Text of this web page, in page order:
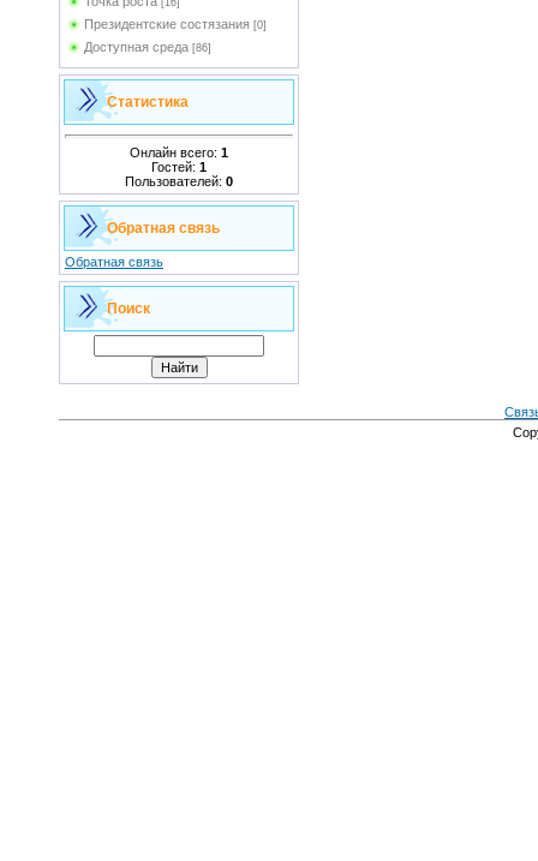
[16]
Президентские состязания [0]
Доступная среда [86]
Статистика
Онлайн всего: 1
Гостей: 1
Пользователей: 0
Обратная связь
Обратная связь
Поиск